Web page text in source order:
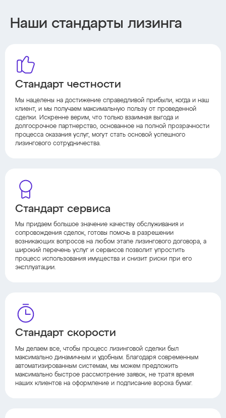
Наши стандарты лизинга
Стандарт честности
Мы нацелены на достижение справедливой прибыли, когда и наш
клиент, и мы получаем максимальную пользу от проведенной
сделки. Искренне верим, что только взаимная выгода и
долгосрочное партнерство, основанное на полной прозрачности
процесса оказания услуг, могут стать основой успешного
лизингового сотрудничества.
Стандарт сервиса
Мы придаем большое значение качеству обслуживания и
сопровождения сделок, готовы помочь в разрешении
возникающих вопросов на любом этапе лизингового договора, а
широкий перечень услуг и сервисов позволит упростить
процесс использования имущества и снизит риски при его
эксплуатации.
Стандарт скорости
Мы делаем все, чтобы процесс лизинговой сделки был
максимально динамичным и удобным. Благодаря современным
автоматизированным системам, мы можем предложить
максимально быстрое рассмотрение заявок, не тратя время
наших клиентов на оформление и подписание вороха бумаг.